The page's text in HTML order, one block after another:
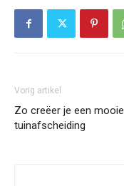
Vorig artikel
Zo creëer je een mooie
tuinafscheiding